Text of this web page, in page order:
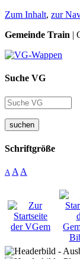
Zum Inhalt, zur
Gemeinde Train |
Suche VG
suchen
Schriftgröße
A A A